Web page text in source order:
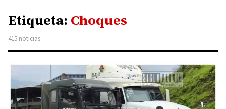
Etiqueta: Choques
415 noticias